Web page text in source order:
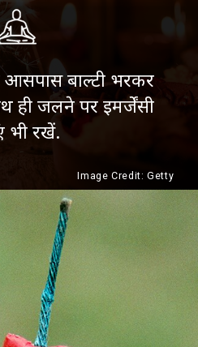
बाल्टी भरकर
ही जलने पर इमर्जेंसी
भी रखें.
Image Credit: Getty